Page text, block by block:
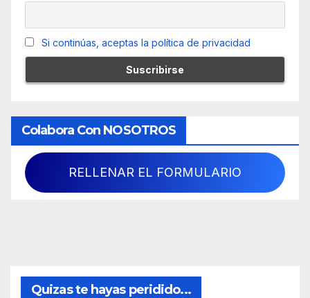
Si continúas, aceptas la política de privacidad
Colabora Con NOSOTROS
RELLENAR EL FORMULARIO
Quizas te hayas peridido...